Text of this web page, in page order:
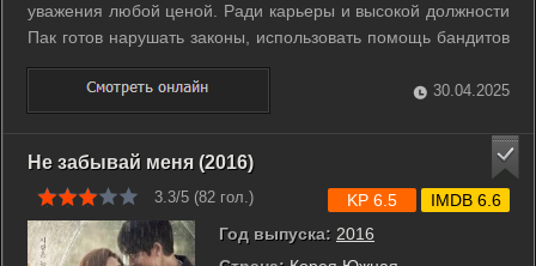
уважения любой ценой. Ради карьеры и высокой должности
Пак готов нарушать законы, использовать помощь бандитов
и идти на компромиссы с конкурентами. Прежде всего, со
своим наставником Хан Ган-щиком - ещё одним молодым и
очень амбициозным ...
30.04.2025
Не забывай меня (2016)
3.3/5 (82 гол.)
Год выпуска: 2016
KP 6.5 IMDB 6.6